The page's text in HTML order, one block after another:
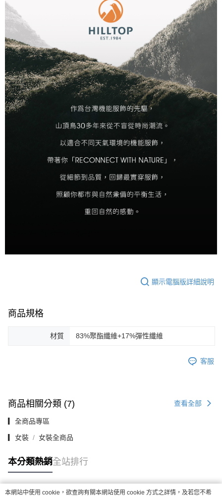
顯示電腦版詳細說明
商品規格
材質 83%聚酯纖維+17%彈性纖維
客服
商品相關分類 (7) 查看全部
▎全商品專區
▎女裝 女裝全商品
本分類熱銷全站排行
本網站中使用 cookie，欲查詢有關本網站使用 cookie 方式之詳情，及若您不希